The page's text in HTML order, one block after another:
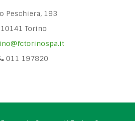
Peschiera, 193
10141 Torino
011 197820